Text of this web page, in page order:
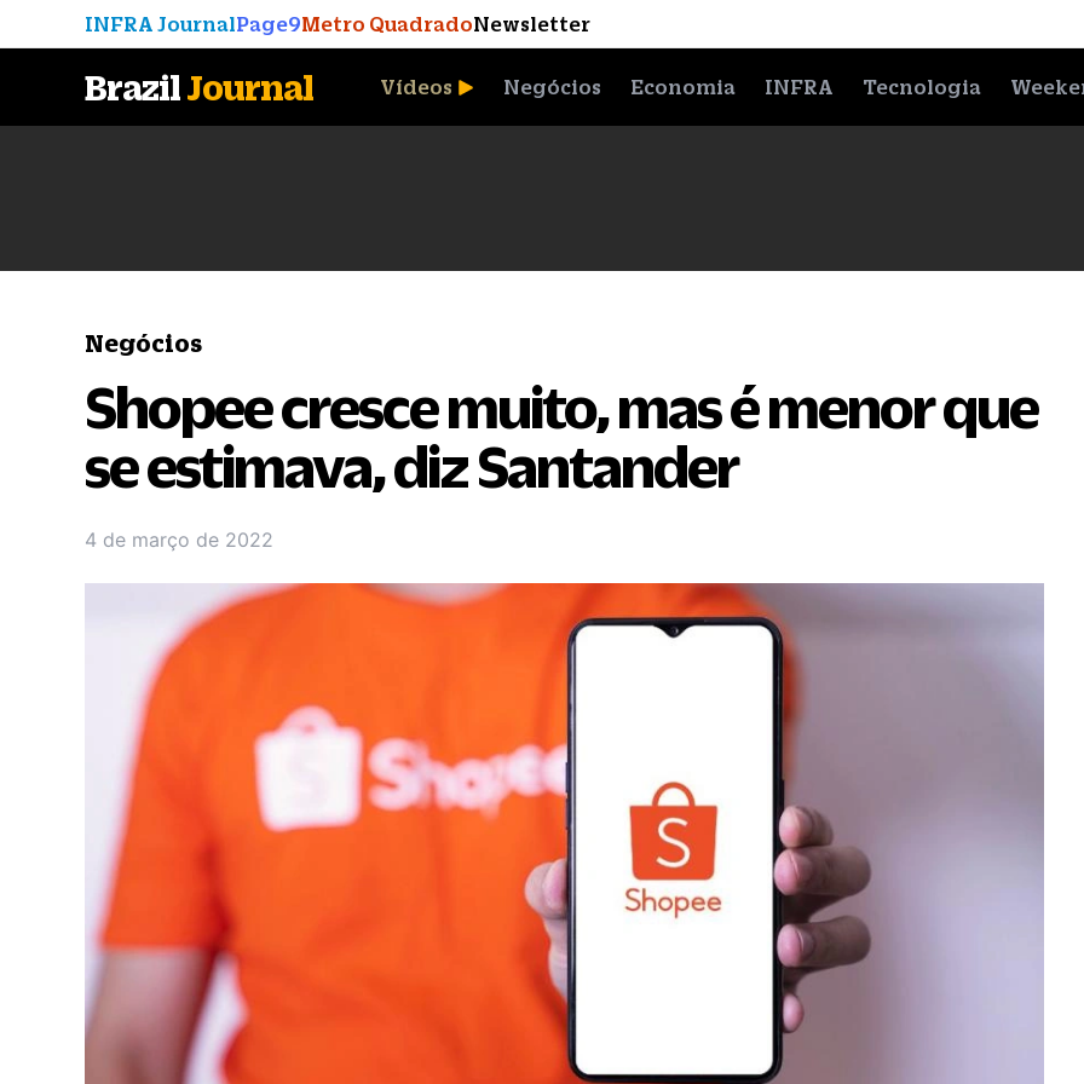
INFRA JournalPage9Metro QuadradoNewsletter
BrazilJournal Vídeos Negócios Economia INFRA Tecnologia
Negócios
Shopee cresce muito, mas é menor que
se estimava, diz Santander
4 de março de 2022